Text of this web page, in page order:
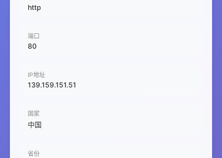
http
端口
80
IP地址
139.159.151.51
国家
中国
省份